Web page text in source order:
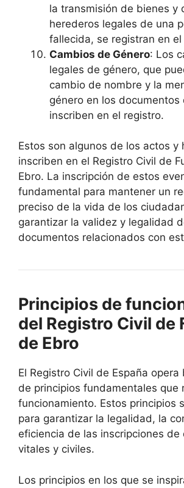
la transmisión de bienes y
herederos legales de una
fallecida, se registran en el
Cambios de Género: Los
legales de género, que
cambio de nombre y la
género en los documentos
inscriben en el registro.
Estos son algunos de los actos y
inscriben en el Registro Civil de
Ebro. La inscripción de estos
fundamental para mantener un
preciso de la vida de los
garantizar la validez y legalidad
documentos relacionados con
Principios de
del Registro Civil de
de Ebro
El Registro Civil de España opera
de principios fundamentales que
funcionamiento. Estos principios
para garantizar la legalidad, la
eficiencia de las inscripciones de
vitales y civiles.
Los principios en los que se